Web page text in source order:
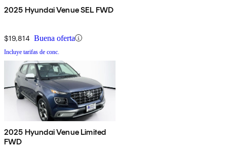
2025 Hyundai Venue SEL FWD
$19,814 Buena oferta
Incluye tarifas de conc.
2025 Hyundai Venue Limited
FWD